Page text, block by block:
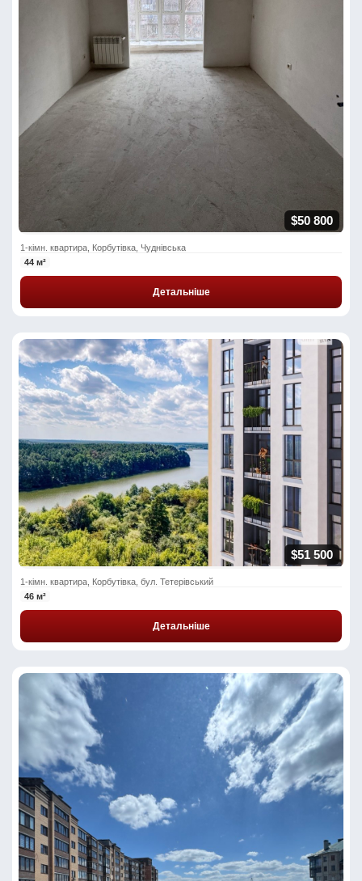
$50 800
1-кімн. квартира, Корбутівка, Чуднівська
44 м²
Детальніше
$51 500
1-кімн. квартира, Корбутівка, бул. Тетерівський
46 м²
Детальніше